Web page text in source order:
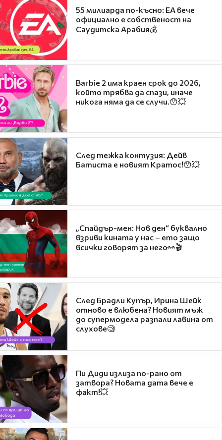
55 милиарда по-късно: EA вече
официално е собственост на
Саудитска Арабия💰
Barbie 2 има краен срок до 2026,
който трябва да спази, иначе
никога няма да се случи.😯💥
След тежка контузия: Дейв
Батиста е новият Кратос!😯💥
„Спайдър-мен: Нов ден“ буквално
взриви кината у нас – ето защо
всички говорят за него👀🎬
След Брадли Купър, Ирина Шейк
отново е влюбена? Новият мъж
до супермодела разпали лавина от
слухове🧐
Пи Диди излиза по-рано от
затвора? Новата дата вече е
факт!💥